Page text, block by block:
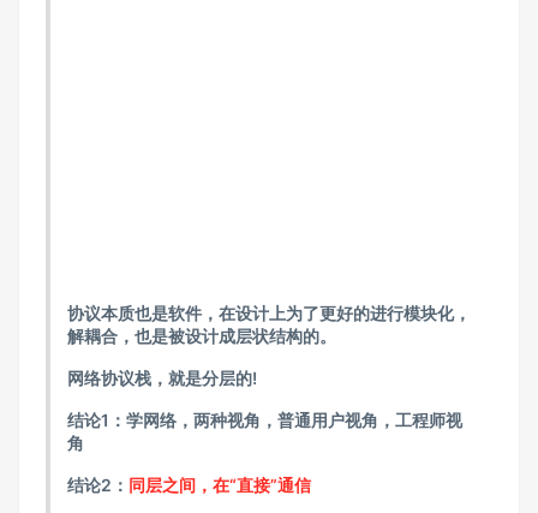
协议本质也是软件，在设计上为了更好的进行模块化，
解耦合，也是被设计成层状结构的。
网络协议栈，就是分层的!
结论1：学网络，两种视角，普通用户视角，工程师视
角
结论2： 同层之间，在“直接”通信